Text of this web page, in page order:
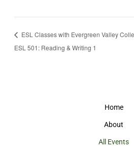
ESL Classes with Evergreen Valley
ESL 501: Reading & Writing 1
Home
About
All Events